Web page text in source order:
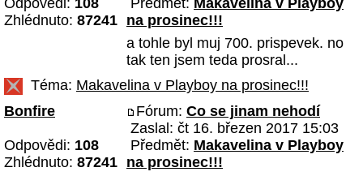
Odpovědi: 108
Zhlédnuto: 87241
Předmět: Makavelina v Playboy
na prosinec!!!
a tohle byl muj 700. prispevek. no
tak ten jsem teda prosral...
Téma: Makavelina v Playboy na prosinec!!!
Bonfire
Odpovědi: 108
Zhlédnuto: 87241
Fórum: Co se jinam nehodí
Zaslal: čt 16. březen 2017 15:03
Předmět: Makavelina v Playboy
na prosinec!!!